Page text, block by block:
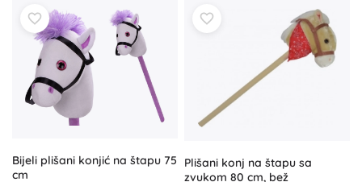
Bijeli plišani konjić na štapu 75
cm
Plišani konj na štapu sa
zvukom 80 cm, bež